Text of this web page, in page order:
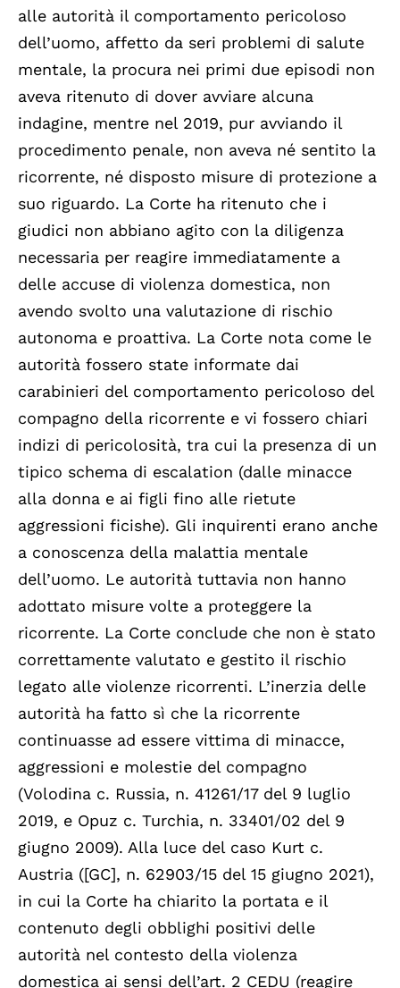
alle autorità il comportamento pericoloso
dell’uomo, affetto da seri problemi di salute
mentale, la procura nei primi due episodi non
aveva ritenuto di dover avviare alcuna
indagine, mentre nel 2019, pur avviando il
procedimento penale, non aveva né sentito la
ricorrente, né disposto misure di protezione a
suo riguardo. La Corte ha ritenuto che i
giudici non abbiano agito con la diligenza
necessaria per reagire immediatamente a
delle accuse di violenza domestica, non
avendo svolto una valutazione di rischio
autonoma e proattiva. La Corte nota come le
autorità fossero state informate dai
carabinieri del comportamento pericoloso del
compagno della ricorrente e vi fossero chiari
indizi di pericolosità, tra cui la presenza di un
tipico schema di escalation (dalle minacce
alla donna e ai figli fino alle rietute
aggressioni ficishe). Gli inquirenti erano anche
a conoscenza della malattia mentale
dell’uomo. Le autorità tuttavia non hanno
adottato misure volte a proteggere la
ricorrente. La Corte conclude che non è stato
correttamente valutato e gestito il rischio
legato alle violenze ricorrenti. L’inerzia delle
autorità ha fatto sì che la ricorrente
continuasse ad essere vittima di minacce,
aggressioni e molestie del compagno
(Volodina c. Russia, n. 41261/17 del 9 luglio
2019, e Opuz c. Turchia, n. 33401/02 del 9
giugno 2009). Alla luce del caso Kurt c.
Austria ([GC], n. 62903/15 del 15 giugno 2021),
in cui la Corte ha chiarito la portata e il
contenuto degli obblighi positivi delle
autorità nel contesto della violenza
domestica ai sensi dell’art. 2 CEDU (reagire